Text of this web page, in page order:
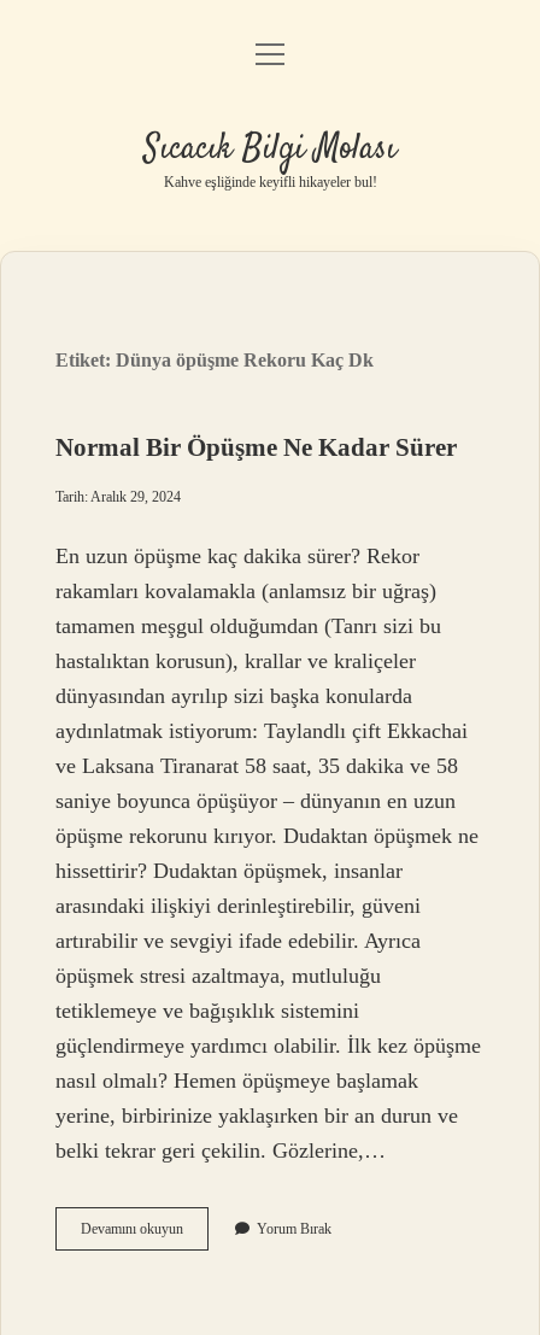
Anasayfa
Yasal Uyarı
menüyü
Sıcacık Bilgi Molası
Kahve eşliğinde keyifli hikayeler bul!
Etiket:Dünya öpüşme Rekoru Kaç Dk
Normal Bir Öpüşme Ne Kadar Sürer
Tarih: Aralık 29, 2024
En uzun öpüşme kaç dakika sürer? Rekor
rakamları kovalamakla (anlamsız bir uğraş)
tamamen meşgul olduğumdan (Tanrı sizi bu
hastalıktan korusun), krallar ve kraliçeler
dünyasından ayrılıp sizi başka konularda
aydınlatmak istiyorum: Taylandlı çift Ekkachai
ve Laksana Tiranarat 58 saat, 35 dakika ve 58
saniye boyunca öpüşüyor – dünyanın en uzun
öpüşme rekorunu kırıyor. Dudaktan öpüşmek ne
hissettirir? Dudaktan öpüşmek, insanlar
arasındaki ilişkiyi derinleştirebilir, güveni
artırabilir ve sevgiyi ifade edebilir. Ayrıca
öpüşmek stresi azaltmaya, mutluluğu
tetiklemeye ve bağışıklık sistemini
güçlendirmeye yardımcı olabilir. İlk kez öpüşme
nasıl olmalı? Hemen öpüşmeye başlamak
yerine, birbirinize yaklaşırken bir an durun ve
belki tekrar geri çekilin. Gözlerine,…
Devamını okuyunNormal
Bir
Yorum Bırak